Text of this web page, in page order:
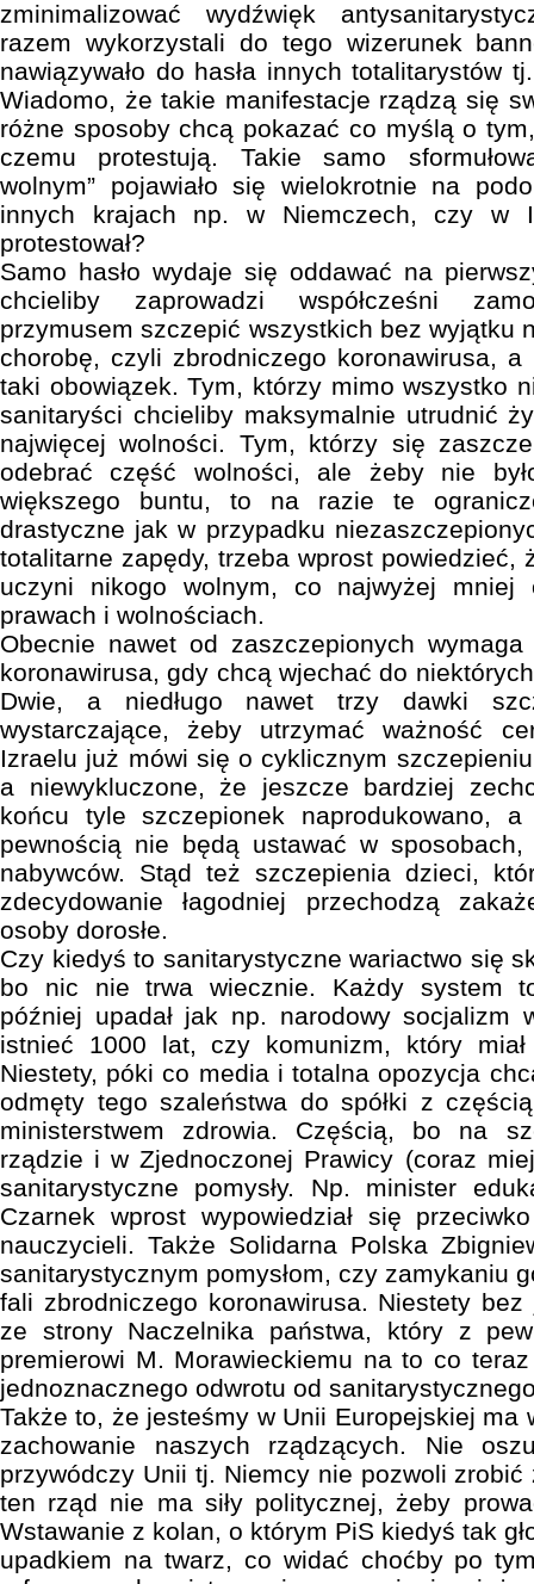
zminimalizować wydźwięk
razem wykorzystali do tego wizerunek
nawiązywało do hasła innych totalitarystów
Wiadomo, że takie manifestacje rządzą się
różne sposoby chcą pokazać co myślą o
czemu protestują. Takie samo
wolnym” pojawiało się wielokrotnie na
innych krajach np. w Niemczech, czy w
protestował?
Samo hasło wydaje się oddawać na
chcieliby zaprowadzi współcześni
przymusem szczepić wszystkich bez wyjątku
chorobę, czyli zbrodniczego koronawirusa, a
taki obowiązek. Tym, którzy mimo wszystko
sanitaryści chcieliby maksymalnie utrudnić
najwięcej wolności. Tym, którzy się
odebrać część wolności, ale żeby nie
większego buntu, to na razie te
drastyczne jak w przypadku
totalitarne zapędy, trzeba wprost powiedzieć,
uczyni nikogo wolnym, co najwyżej mniej
prawach i wolnościach.
Obecnie nawet od zaszczepionych
koronawirusa, gdy chcą wjechać do
Dwie, a niedługo nawet trzy dawki
wystarczające, żeby utrzymać ważność
Izraelu już mówi się o cyklicznym
a niewykluczone, że jeszcze bardziej
końcu tyle szczepionek naprodukowano,
pewnością nie będą ustawać w sposobach,
nabywców. Stąd też szczepienia dzieci,
zdecydowanie łagodniej przechodzą
osoby dorosłe.
Czy kiedyś to sanitarystyczne wariactwo się
bo nic nie trwa wiecznie. Każdy system
później upadał jak np. narodowy socjalizm
istnieć 1000 lat, czy komunizm, który
Niestety, póki co media i totalna opozycja
odmęty tego szaleństwa do spółki z
ministerstwem zdrowia. Częścią, bo na
rządzie i w Zjednoczonej Prawicy (coraz
sanitarystyczne pomysły. Np. minister
Czarnek wprost wypowiedział się
nauczycieli. Także Solidarna Polska
sanitarystycznym pomysłom, czy zamykaniu
fali zbrodniczego koronawirusa. Niestety bez
ze strony Naczelnika państwa, który z
premierowi M. Morawieckiemu na to co
jednoznacznego odwrotu od
Także to, że jesteśmy w Unii Europejskiej ma
zachowanie naszych rządzących. Nie
przywódczy Unii tj. Niemcy nie pozwoli
ten rząd nie ma siły politycznej, żeby
Wstawanie z kolan, o którym PiS kiedyś tak
upadkiem na twarz, co widać choćby po